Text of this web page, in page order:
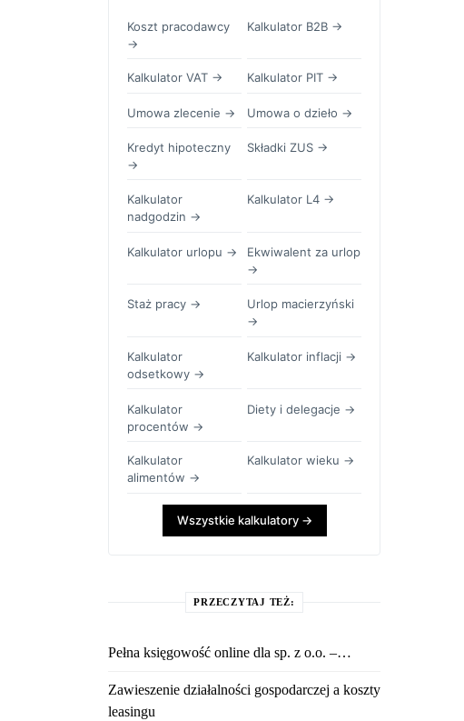
Koszt pracodawcy
→
Kalkulator B2B →
Kalkulator VAT → Kalkulator PIT →
Umowa zlecenie → Umowa o dzieło →
Kredyt hipoteczny
→
Składki ZUS →
Kalkulator
nadgodzin →
Kalkulator L4 →
Kalkulator urlopu →
Ekwiwalent za urlop
→
Staż pracy →
Urlop macierzyński
→
Kalkulator
odsetkowy →
Kalkulator inflacji →
Kalkulator
procentów →
Diety i delegacje →
Kalkulator
alimentów →
Kalkulator wieku →
Wszystkie kalkulatory →
PRZECZYTAJ TEŻ:
Pełna księgowość online dla sp. z o.o. –…
Zawieszenie działalności gospodarczej a koszty
leasingu